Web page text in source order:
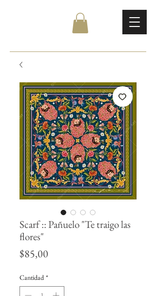
Scarf :: Pañuelo "Te traigo las
flores"
$85,00
Cantidad *